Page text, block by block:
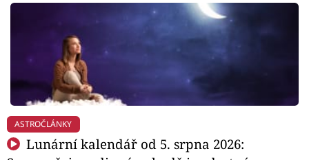
ASTROČLÁNKY
Lunární kalendář od 5. srpna 2026: